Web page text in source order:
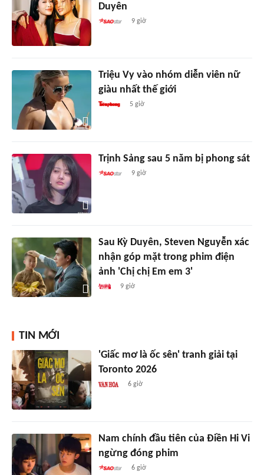
Duyên
9 giờ
Triệu Vy vào nhóm diễn viên nữ
giàu nhất thế giới
5 giờ
Trịnh Sảng sau 5 năm bị phong sát
9 giờ
Sau Kỳ Duyên, Steven Nguyễn xác
nhận góp mặt trong phim điện
ảnh 'Chị chị Em em 3'
9 giờ
TIN MỚI
'Giấc mơ là ốc sên' tranh giải tại
Toronto 2026
6 giờ
Nam chính đầu tiên của Điền Hi Vi
ngừng đóng phim
6 giờ